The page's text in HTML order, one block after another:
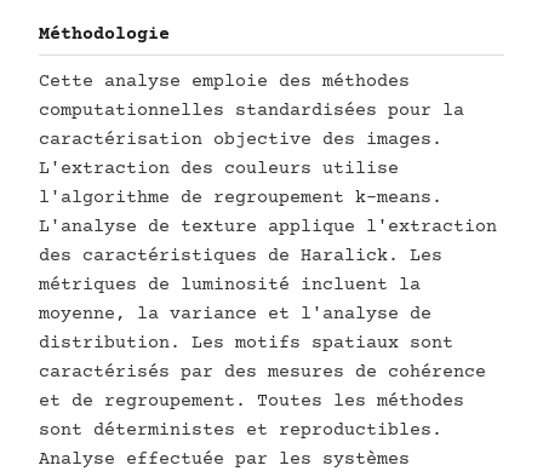
Méthodologie
Cette analyse emploie des méthodes
computationnelles standardisées pour la
caractérisation objective des images.
L'extraction des couleurs utilise
l'algorithme de regroupement k-means.
L'analyse de texture applique l'extraction
des caractéristiques de Haralick. Les
métriques de luminosité incluent la
moyenne, la variance et l'analyse de
distribution. Les motifs spatiaux sont
caractérisés par des mesures de cohérence
et de regroupement. Toutes les méthodes
sont déterministes et reproductibles.
Analyse effectuée par les systèmes